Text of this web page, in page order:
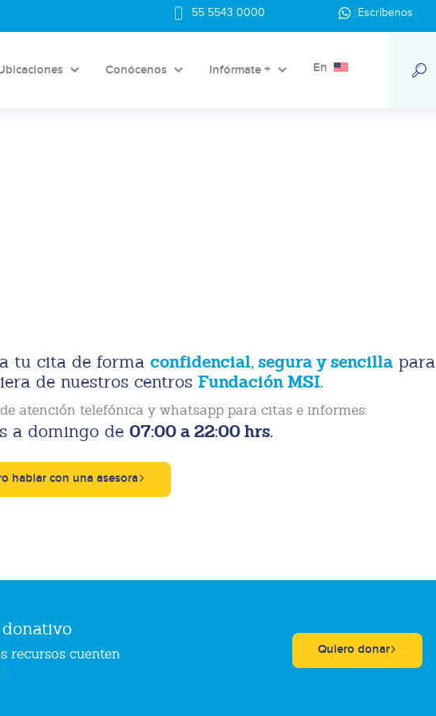
55 5543 0000 Escríbenos
Conócenos Infórmate + En
tu cita de forma confidencial, segura y sencillapara
de nuestros centros Fundación MSI.
atención telefónica y whatsapp para citas e informes:
a domingo de 07:00 a 22:00 hrs.
hablar con una asesora
recursos cuenten
Quiero donar